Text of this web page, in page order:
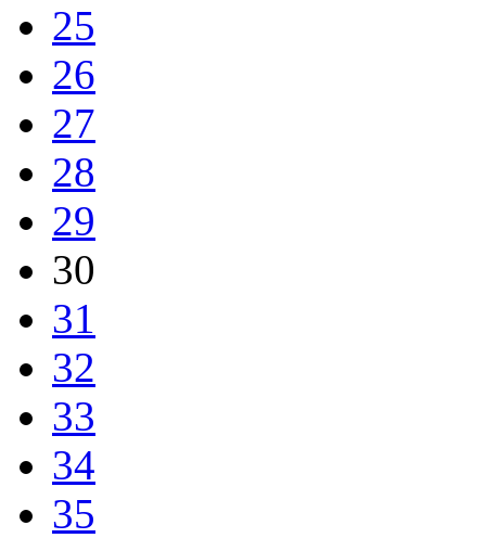
25
26
27
28
29
30
31
32
33
34
35